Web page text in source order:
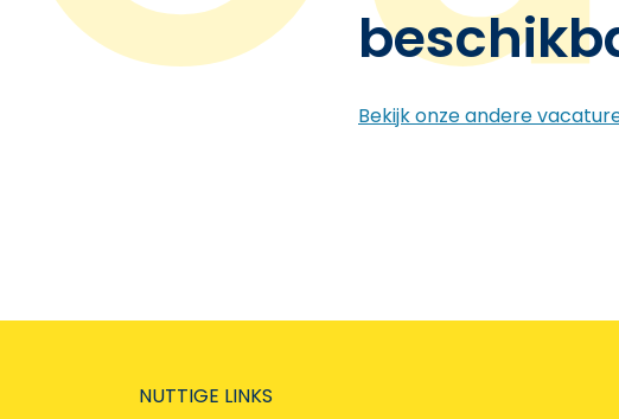
Bekijk onze andere
NUTTIGE LINKS